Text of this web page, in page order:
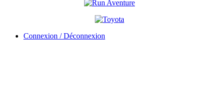
Connexion / Déconnexion